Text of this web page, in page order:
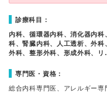
診療科目：
内科、循環器内科、消化器内
科、腎臓内科、人工透析、外
外科、整形外科、形成外科、
専門医・資格：
総合内科専門医、アレルギー